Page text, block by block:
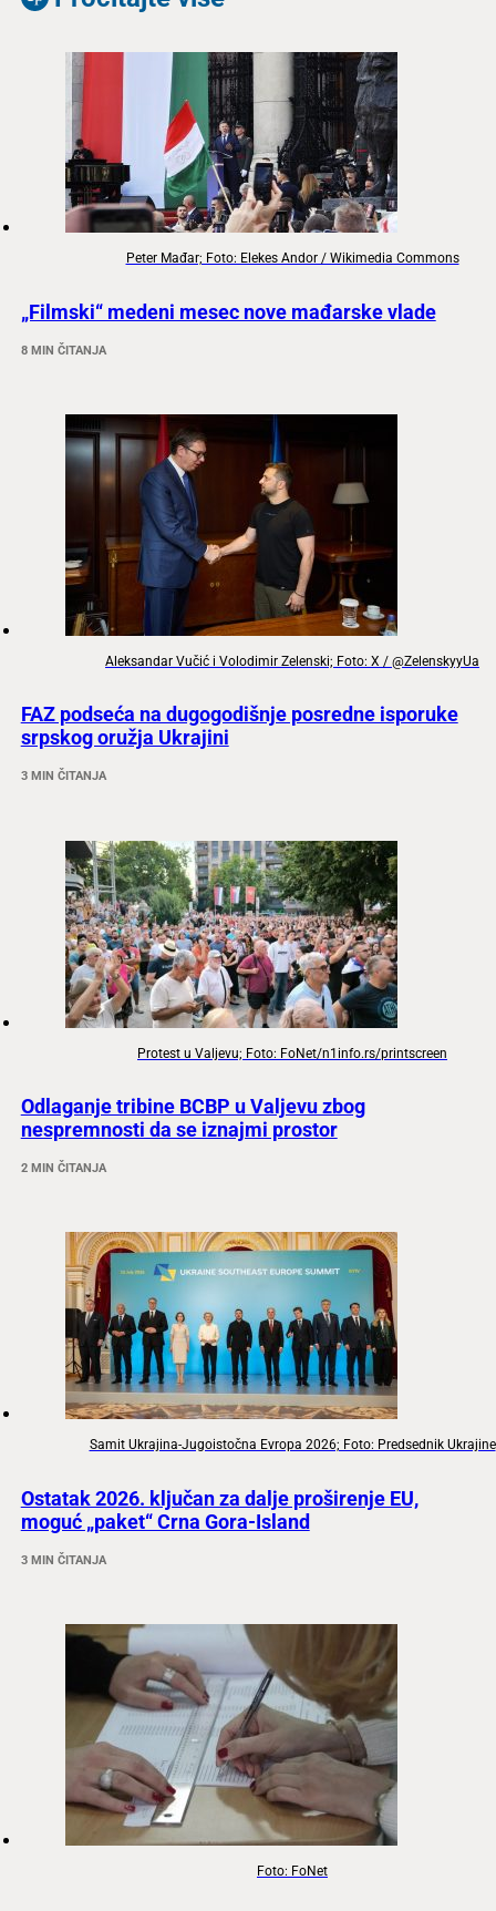
Peter Mađar; Foto: Elekes Andor / Wikimedia Commons
„Filmski“ medeni mesec nove mađarske vlade
8 MIN ČITANJA
Aleksandar Vučić i Volodimir Zelenski; Foto: X / @ZelenskyyUa
FAZ podseća na dugogodišnje posredne isporuke
srpskog oružja Ukrajini
3 MIN ČITANJA
Protest u Valjevu; Foto: FoNet/n1info.rs/printscreen
Odlaganje tribine BCBP u Valjevu zbog
nespremnosti da se iznajmi prostor
2 MIN ČITANJA
Samit Ukrajina-Jugoistočna Evropa 2026; Foto: Predsednik Ukrajine
Ostatak 2026. ključan za dalje proširenje EU,
moguć „paket“ Crna Gora-Island
3 MIN ČITANJA
Foto: FoNet